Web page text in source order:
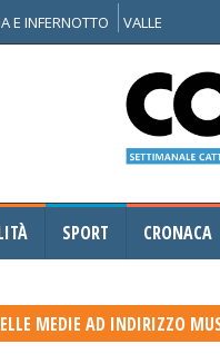
E INFERNOTTO
VALLE
SPORT CRONACA
MEDIE AD INDIRIZZO